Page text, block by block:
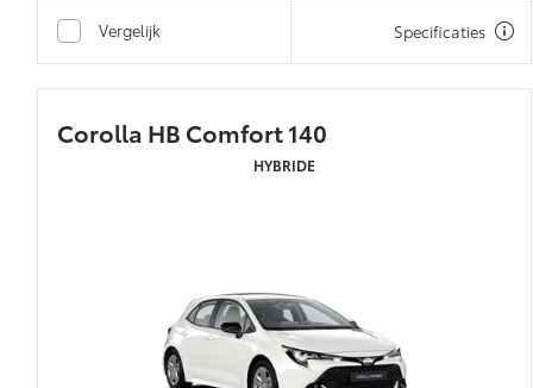
Vergelijk Specificaties
Corolla HB Comfort 140
HYBRIDE